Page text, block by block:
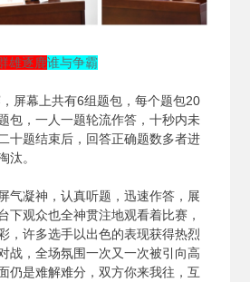
雄逐鹿谁与争霸
屏幕上共有6组题包，每个题包20
包，一人一题轮流作答，十秒内未
十题结束后，回答正确题数多者进
汰。
气凝神，认真听题，迅速作答，展
下观众也全神贯注地观看着比赛，
，许多选手以出色的表现获得热烈
战，全场氛围一次又一次被引向高
仍是难解难分，双方你来我往，互